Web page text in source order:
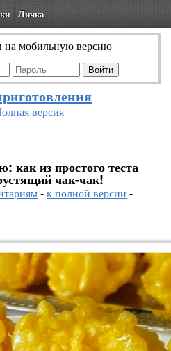
Личка
мобильную версию
версия
как из простого теста
чак-чак!
-к полной версии -